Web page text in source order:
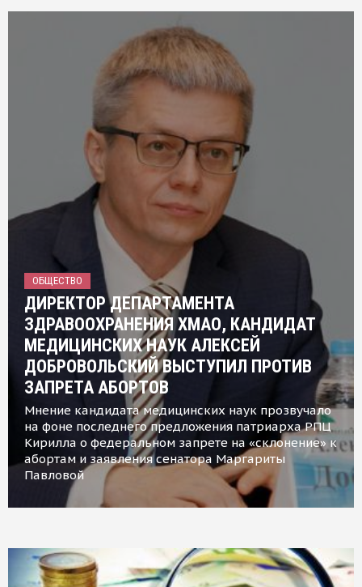
ОБЩЕСТВО
ДИРЕКТОР ДЕПАРТАМЕНТА
ЗДРАВООХРАНЕНИЯ ХМАО, КАНДИДАТ
МЕДИЦИНСКИХ НАУК АЛЕКСЕЙ
ДОБРОВОЛЬСКИЙ ВЫСТУПИЛ ПРОТИВ
ЗАПРЕТА АБОРТОВ
Мнение кандидата медицинских наук прозвучало
на фоне последнего предложения патриарха РПЦ
Кирилла о федеральном запрете на «склонение» к
абортам и заявления сенатора Маргариты
Павловой